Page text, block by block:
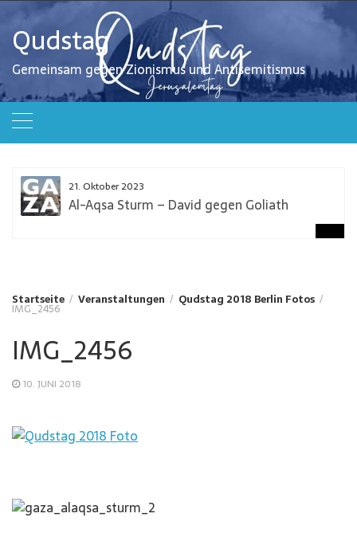
Zum
Inhalt
springen
Qudstag
Gemeinsam gegen Zionismus und Antisemitismus
21. Oktober 2023
Al-Aqsa Sturm – David gegen Goliath
Startseite Veranstaltungen Qudstag 2018 Berlin Fotos
IMG_2456
IMG_2456
10. JUNI 2018